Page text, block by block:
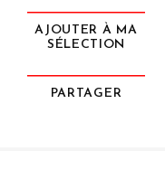
AJOUTER À MA
SÉLECTION
PARTAGER